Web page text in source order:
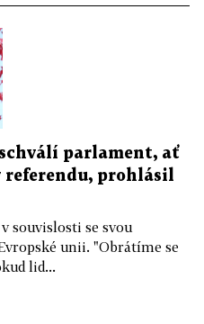
parlament, ať
referendu, prohlásil
souvislosti se svou
unii. "Obrátíme se
lid...